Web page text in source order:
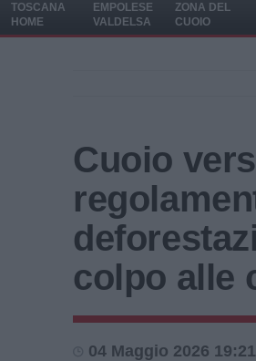
TOSCANA
HOME
EMPOLESE
VALDELSA
ZONA DEL
CUOIO
Cuoio
colpo alle
04 Maggio 2026 19:21